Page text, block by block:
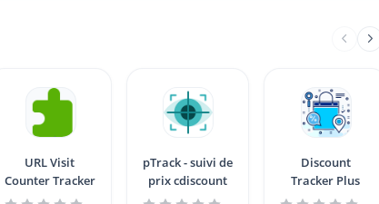
URL Visit
Counter Tracker
pTrack - suivi de
prix cdiscount
Discount
Tracker Plus